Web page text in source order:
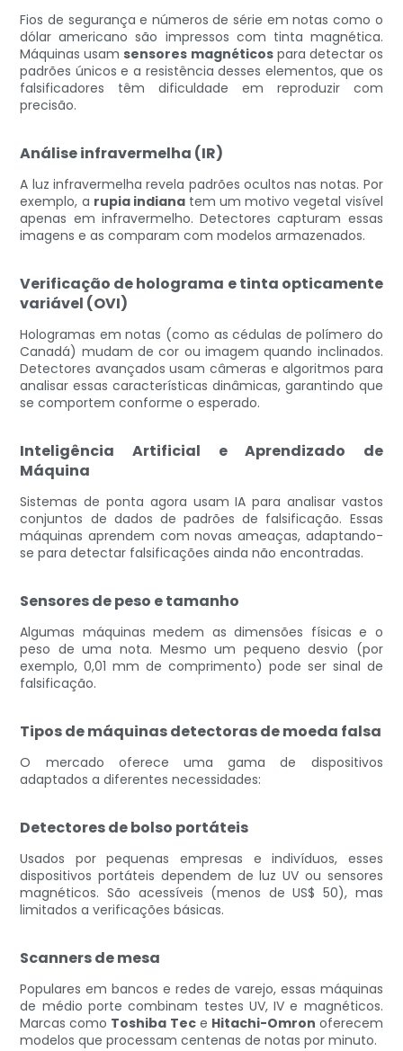
Fios de segurança e números de série em notas como o
dólar americano são impressos com tinta magnética.
Máquinas usamsensores magnéticospara detectar os
padrões únicos e a resistência desses elementos, que os
falsificadores têm dificuldade em reproduzir com
precisão.
Análise infravermelha (IR)
A luz infravermelha revela padrões ocultos nas notas. Por
exemplo, a rupia indianatem um motivo vegetal visível
apenas em infravermelho. Detectores capturam essas
imagens e as comparam com modelos armazenados.
Verificação de holograma e tinta opticamente
variável (OVI)
Hologramas em notas (como as cédulas de polímero do
Canadá) mudam de cor ou imagem quando inclinados.
Detectores avançados usam câmeras e algoritmos para
analisar essas características dinâmicas, garantindo que
se comportem conforme o esperado.
Inteligência Artificial e Aprendizado de
Máquina
Sistemas de ponta agora usam IA para analisar vastos
conjuntos de dados de padrões de falsificação. Essas
máquinas aprendem com novas ameaças, adaptando-
se para detectar falsificações ainda não encontradas.
Sensores de peso e tamanho
Algumas máquinas medem as dimensões físicas e o
peso de uma nota. Mesmo um pequeno desvio (por
exemplo, 0,01 mm de comprimento) pode ser sinal de
falsificação.
Tipos de máquinas detectoras de moeda falsa
O mercado oferece uma gama de dispositivos
adaptados a diferentes necessidades:
Detectores de bolso portáteis
Usados ​​por pequenas empresas e indivíduos, esses
dispositivos portáteis dependem de luz UV ou sensores
magnéticos. São acessíveis (menos de US$ 50), mas
limitados a verificações básicas.
Scanners de mesa
Populares em bancos e redes de varejo, essas máquinas
de médio porte combinam testes UV, IV e magnéticos.
Marcas como Toshiba Tece Hitachi-Omron oferecem
modelos que processam centenas de notas por minuto.